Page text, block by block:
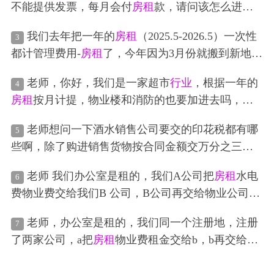
不能提供发票，每月会付房租 款，请问该怎么进行
3 我们去年把一年的房租
（2025.5-2026.5）一次性
都计管理费用-房租 了，今年因为3月份就搬到新地址
。可以不调整以前年度损益，把集团的退款计入其
他应付款，等支付今年的房租是在转到管理费用
—— 房租吗？
4 老师，你好，我们是一家超市行业 ，根据一年的
房租 按月计提，物业楼和消防的也要加进去吗，还
5
老师想问一下酒水销售公司要交的印花税都有哪
些啊，除了购进销售货物按合同金额交万分之三的
仓库的房租，这些租赁费是按万分之一交印花税
吗？ 那平时给合作客户做的一些门头，广告牌，这
些生动化的宣传费要交印花税吗？ 办公费要交印花
税吗，里面有水电费，审计费，等等一些杂项费用
6 老师 我们办公室是租的，我们A公司把房租 水电
费物业费交给我们B 公司，B公司再交给物业公司，
范围增加了租赁就是为了给A公司开票，所以 房租水
电费物业费都属于主营业务收入，这个月我们交了
7
老师，办公室是租的，我们同一个注册地，注册
了两家公司，a把房租 物业费租金交给b，b再交给物